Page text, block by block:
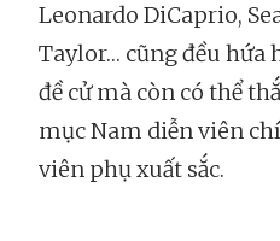
Leonardo DiCaprio,
Taylor… cũng đều hứa
đề cử mà còn có thể
mục Nam diễn viên
viên phụ xuất sắc.